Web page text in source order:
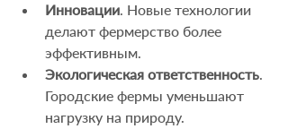
Инновации. Новые технологии
делают фермерство более
эффективным.
Экологическая ответственность.
Городские фермы уменьшают
нагрузку на природу.